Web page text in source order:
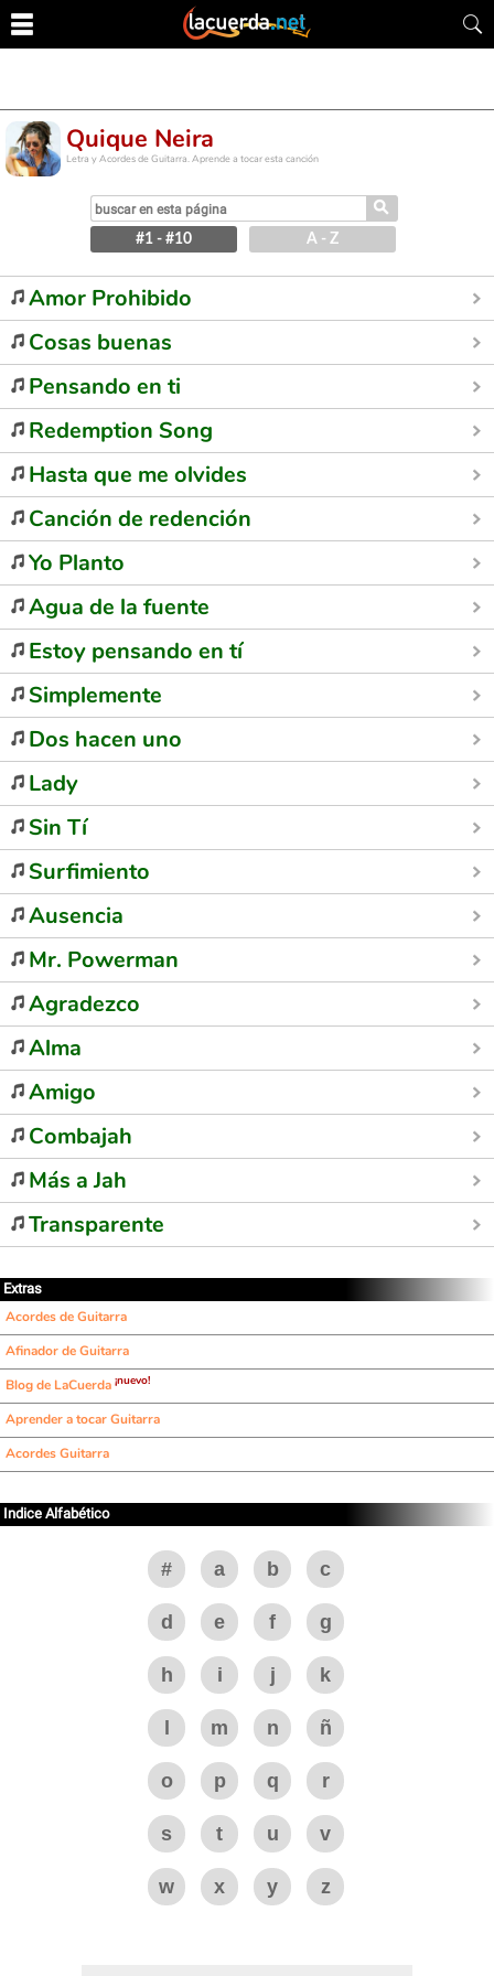
Quique Neira
Letra y Acordes de Guitarra. Aprende a tocar esta canción
⚲
#1 - #10 A - Z
Amor Prohibido
Cosas buenas
Pensando en ti
Redemption Song
Hasta que me olvides
Canción de redención
Yo Planto
Agua de la fuente
Estoy pensando en tí
Simplemente
Dos hacen uno
Lady
Sin Tí
Surfimiento
Ausencia
Mr. Powerman
Agradezco
Alma
Amigo
Combajah
Más a Jah
Transparente
Extras
Acordes de Guitarra
Afinador de Guitarra
Blog de LaCuerda ¡nuevo!
Aprender a tocar Guitarra
Acordes Guitarra
Indice Alfabético
# a b c
d e f g
h i j k
m n ñ
o p q r
s t u v
w x y z